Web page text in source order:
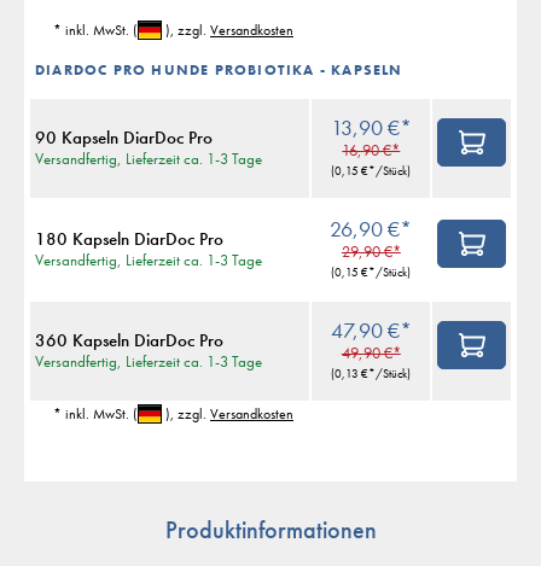
* inkl. MwSt. ( ), zzgl. Versandkosten
DIARDOC PRO HUNDE PROBIOTIKA - KAPSELN
90 Kapseln DiarDoc Pro
Versandfertig, Lieferzeit ca. 1-3 Tage
13,90 €*
16,90 €*
(0,15 €*/Stück)
180 Kapseln DiarDoc Pro
Versandfertig, Lieferzeit ca. 1-3 Tage
26,90 €*
29,90 €*
(0,15 €*/Stück)
360 Kapseln DiarDoc Pro
Versandfertig, Lieferzeit ca. 1-3 Tage
47,90 €*
49,90 €*
(0,13 €*/Stück)
* inkl. MwSt. ( ), zzgl. Versandkosten
Produktinformationen